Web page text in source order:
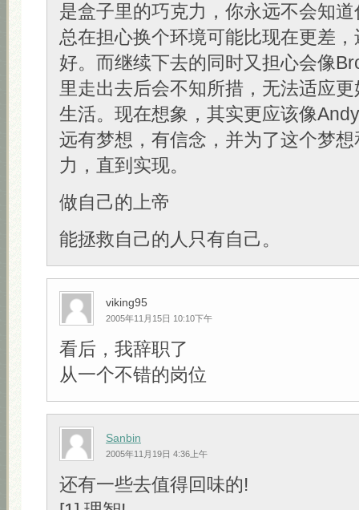
是盒子里的巧克力，你永远不会知
总在担心换个环境可能比现在更差
好。而继续下去的同时又担心会像
里走出去后会不知所措，无法适应
生活。现在想象，其实更应该像
远有梦想，有信念，并为了这个梦
力，直到实现。
做自己的上帝
能拯救自己的人只有自己。
viking95
2005年11月15日 10:10下午
看后，我辞职了
从一个不错的岗位
Sanbin
2005年11月19日 4:36上午
还有一些去值得回味的!